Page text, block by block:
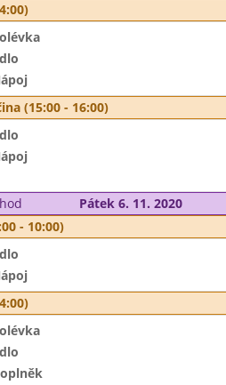
(15:00 - 16:00)
Pátek 6. 11. 2020
- 10:00)